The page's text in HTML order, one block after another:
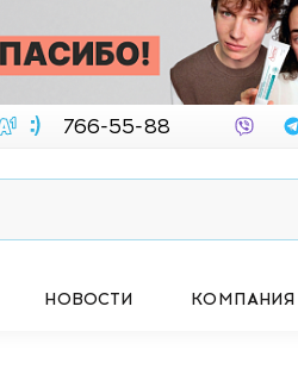
766-55-88
НОВОСТИ КОМПАНИЯ